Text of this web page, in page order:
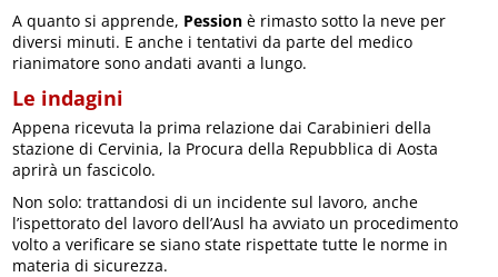
A quanto si apprende, Pession è rimasto sotto la neve per
diversi minuti. E anche i tentativi da parte del medico
rianimatore sono andati avanti a lungo.
Le indagini
Appena ricevuta la prima relazione dai Carabinieri della
stazione di Cervinia, la Procura della Repubblica di Aosta
aprirà un fascicolo.
Non solo: trattandosi di un incidente sul lavoro, anche
l’ispettorato del lavoro dell’Ausl ha avviato un procedimento
volto a verificare se siano state rispettate tutte le norme in
materia di sicurezza.